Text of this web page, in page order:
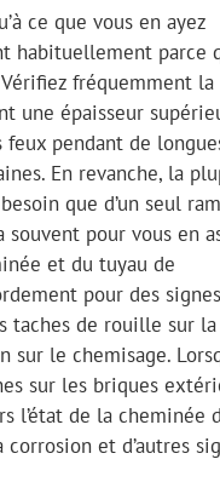
ce que vous en ayez
habituellement parce
fréquemment la
une épaisseur
pendant de
En revanche, la
que d’un seul
pour vous en
et du tuyau de
pour des
taches de rouille sur la
le chemisage.
sur les briques
l’état de la cheminée
et d’autres